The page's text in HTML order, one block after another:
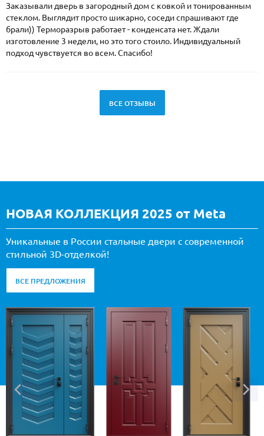
Заказывали дверь в загородный дом с ковкой и тонированным
стеклом. Выглядит просто шикарно, соседи спрашивают где
брали)) Терморазрыв работает - конденсата нет. Ждали
изготовление 3 недели, но это того стоило. Индивидуальный
подход чувствуется во всем. Спасибо!
ВСЕ ОТЗЫВЫ
НОВАЯ КОЛЛЕКЦИЯ 2025 от Meta
Уникальные в России стальные двери с современной
стильной 3D-отделкой!
ВСЕ ПРЕДЛОЖЕНИЯ